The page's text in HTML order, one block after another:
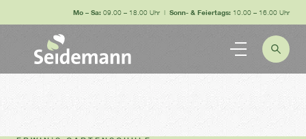
Mo – Sa: 09.00 – 18.00 Uhr | Sonn- & Feiertags: 10.00 – 16.00 Uhr